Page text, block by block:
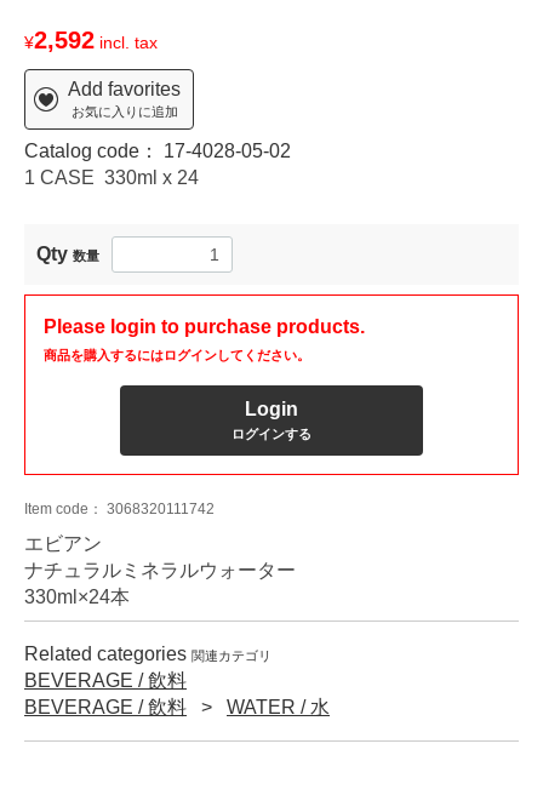
¥2,592 incl. tax
Add favorites
お気に入りに追加
Catalog code： 17-4028-05-02
1 CASE 330ml x 24
Qty 数量
Please login to purchase products.
商品を購入するにはログインしてください。
Login
ログインする
Item code： 3068320111742
エビアン
ナチュラルミネラルウォーター
330ml×24本
Related categories 関連カテゴリ
BEVERAGE / 飲料
BEVERAGE / 飲料
WATER / 水